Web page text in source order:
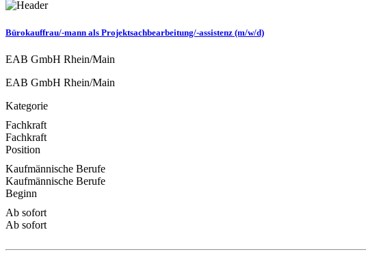
Bürokauffrau/-mann als Projektsachbearbeitung/-assistenz (m/w/d)
EAB GmbH Rhein/Main
EAB GmbH Rhein/Main
Kategorie
Fachkraft
Fachkraft
Position
Kaufmännische Berufe
Kaufmännische Berufe
Beginn
Ab sofort
Ab sofort